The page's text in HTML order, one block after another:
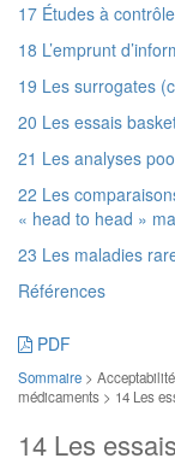
17 Études à
18 L’emprunt
19 Les surrogates
20 Les essais
21 Les analyses
22 Les
« head to head »
23 Les maladies
Références
PDF
Sommaire >
médicaments > 14 Les
14 Les